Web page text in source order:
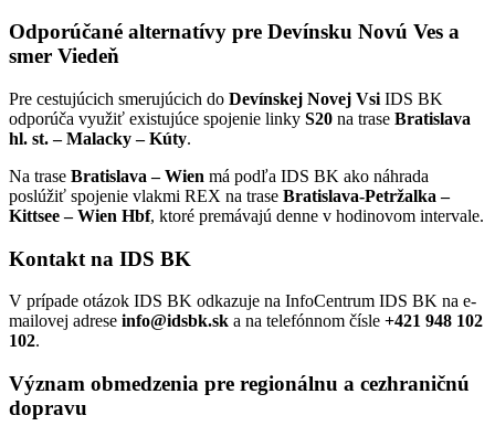
Odporúčané alternatívy pre Devínsku Novú Ves a
smer Viedeň
Pre cestujúcich smerujúcich do Devínskej Novej Vsi IDS BK
odporúča využiť existujúce spojenie linky S20 na trase Bratislava
hl. st. – Malacky – Kúty.
Na trase Bratislava – Wien má podľa IDS BK ako náhrada
poslúžiť spojenie vlakmi REX na trase Bratislava-Petržalka –
Kittsee – Wien Hbf, ktoré premávajú denne v hodinovom intervale.
Kontakt na IDS BK
V prípade otázok IDS BK odkazuje na InfoCentrum IDS BK na e-
mailovej adrese info@idsbk.sk a na telefónnom čísle +421 948 102
102.
Význam obmedzenia pre regionálnu a cezhraničnú
dopravu